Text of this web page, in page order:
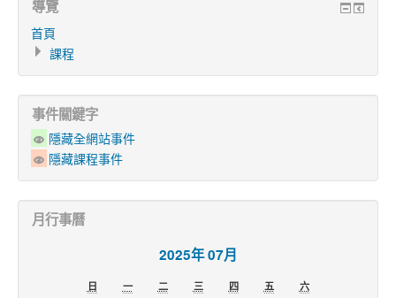
導覽
首頁
課程
事件關鍵字
隱藏全網站事件
隱藏課程事件
月行事曆
2025年 07月
日 一 二 三 四 五
六